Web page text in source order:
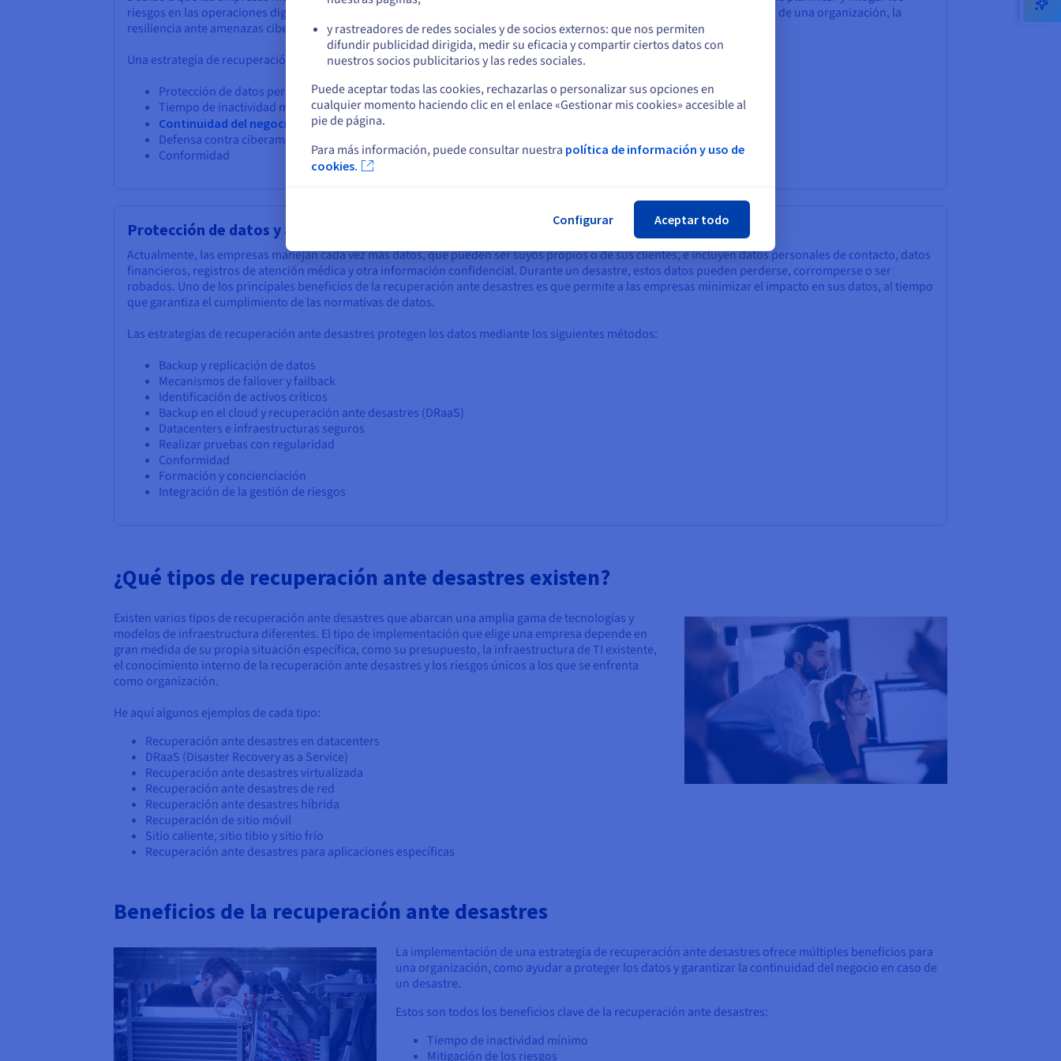
riesgos en las operaciones digitales. Tan solo un pequeño desastre puede tener un gran impacto en la infraestructura de TI de una organización, la
resiliencia ante amenazas cibernéticas y la capacidad de manejar datos en cumplimiento de las normativas.
Una estrategia de recuperación ante desastres puede ayudar a garantizar lo siguiente:
Protección de datos personales
Tiempo de inactividad mínimo
Continuidad del negocio
Defensa contra ciberamenazas
Conformidad
Protección de datos y activos
Actualmente, las empresas manejan cada vez más datos, que pueden ser suyos propios o de sus clientes, e incluyen datos personales de contacto, datos
financieros, registros de atención médica y otra información confidencial. Durante un desastre, estos datos pueden perderse, corromperse o ser
robados. Uno de los principales beneficios de la recuperación ante desastres es que permite a las empresas minimizar el impacto en sus datos, al tiempo
que garantiza el cumplimiento de las normativas de datos.
Las estrategias de recuperación ante desastres protegen los datos mediante los siguientes métodos:
Backup y replicación de datos
Mecanismos de failover y failback
Identificación de activos críticos
Backup en el cloud y recuperación ante desastres (DRaaS)
Datacenters e infraestructuras seguros
Realizar pruebas con regularidad
Conformidad
Formación y concienciación
Integración de la gestión de riesgos
¿Qué tipos de recuperación ante desastres existen?
Existen varios tipos de recuperación ante desastres que abarcan una amplia gama de tecnologías y
modelos de infraestructura diferentes. El tipo de implementación que elige una empresa depende en
gran medida de su propia situación específica, como su presupuesto, la infraestructura de TI existente,
el conocimiento interno de la recuperación ante desastres y los riesgos únicos a los que se enfrenta
como organización.
He aquí algunos ejemplos de cada tipo:
Recuperación ante desastres en datacenters
DRaaS (Disaster Recovery as a Service)
Recuperación ante desastres virtualizada
Recuperación ante desastres de red
Recuperación ante desastres híbrida
Recuperación de sitio móvil
Sitio caliente, sitio tibio y sitio frío
Recuperación ante desastres para aplicaciones específicas
Beneficios de la recuperación ante desastres
La implementación de una estrategia de recuperación ante desastres ofrece múltiples beneficios para
una organización, como ayudar a proteger los datos y garantizar la continuidad del negocio en caso de
un desastre.
Estos son todos los beneficios clave de la recuperación ante desastres:
Tiempo de inactividad mínimo
Mitigación de los riesgos
Permanezca en el sitio web actual
Seleccione otro sitio web
y rastreadores de redes sociales y de socios externos: que nos permiten
difundir publicidad dirigida, medir su eficacia y compartir ciertos datos con
nuestros socios publicitarios y las redes sociales.
Puede aceptar todas las cookies, rechazarlas o personalizar sus opciones en
cualquier momento haciendo clic en el enlace «Gestionar mis cookies» accesible al
pie de página.
Para más información, puede consultar nuestra política de información y uso de
cookies.
Configurar Aceptar todo